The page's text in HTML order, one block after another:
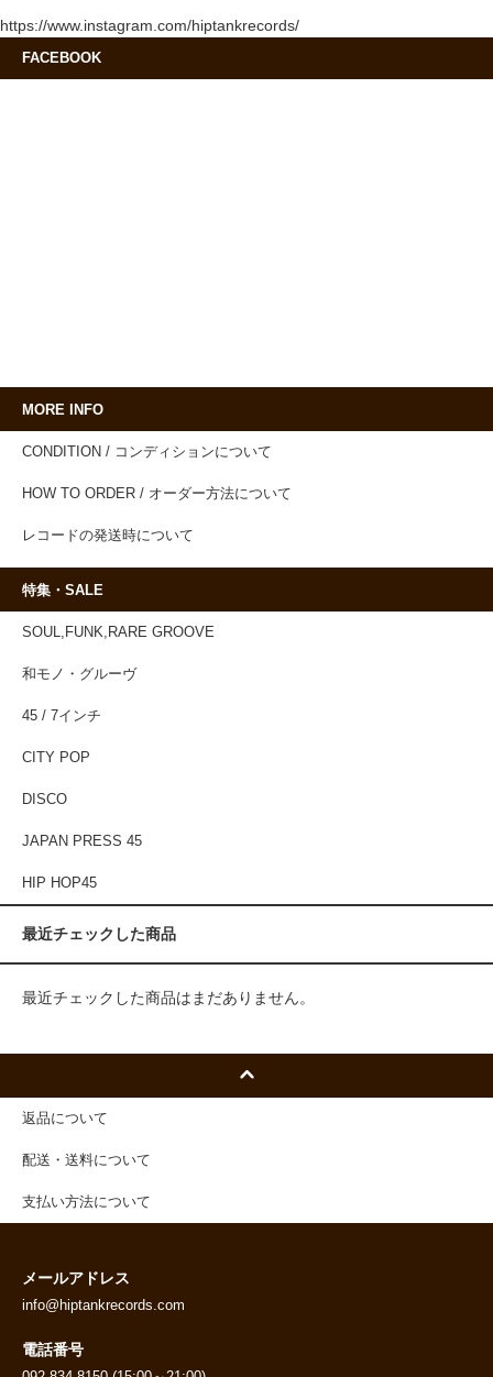
https://www.instagram.com/hiptankrecords/
FACEBOOK
MORE INFO
CONDITION / コンディションについて
HOW TO ORDER / オーダー方法について
レコードの発送時について
特集・SALE
SOUL,FUNK,RARE GROOVE
和モノ・グルーヴ
45 / 7インチ
CITY POP
DISCO
JAPAN PRESS 45
HIP HOP45
最近チェックした商品
最近チェックした商品はまだありません。
返品について
配送・送料について
支払い方法について
メールアドレス
info@hiptankrecords.com
電話番号